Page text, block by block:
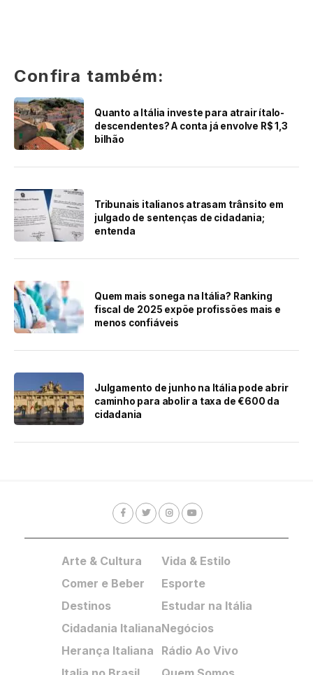
Confira também:
Quanto a Itália investe para atrair ítalo-
descendentes? A conta já envolve R$ 1,3
bilhão
Tribunais italianos atrasam trânsito em
julgado de sentenças de cidadania;
entenda
Quem mais sonega na Itália? Ranking
fiscal de 2025 expõe profissões mais e
menos confiáveis
Julgamento de junho na Itália pode abrir
caminho para abolir a taxa de €600 da
cidadania
Arte & Cultura
Comer e Beber
Destinos
Cidadania Italiana
Herança Italiana
Vida & Estilo
Esporte
Estudar na Itália
Negócios
Rádio Ao Vivo